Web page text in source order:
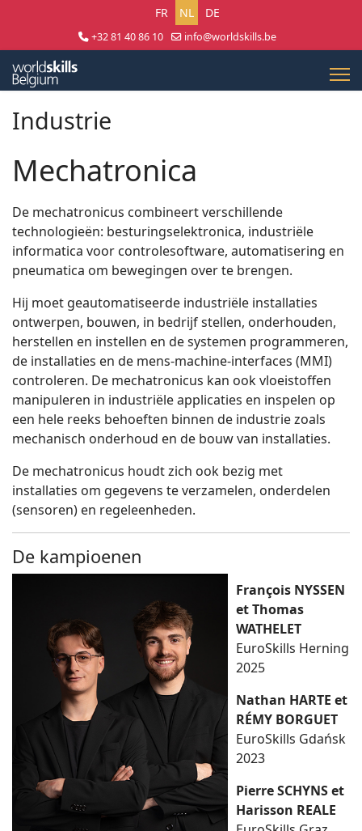
Selecteer uw taal
FR NL DE
+32 81 40 86 10
info@worldskills.be
Industrie
Mechatronica
De mechatronicus combineert verschillende
technologieën: besturingselektronica, industriële
informatica voor controlesoftware, automatisering en
pneumatica om bewegingen over te brengen.
Hij moet geautomatiseerde industriële installaties
ontwerpen, bouwen, in bedrijf stellen, onderhouden,
herstellen en instellen en de systemen programmeren,
de installaties en de mens-machine-interfaces (MMI)
controleren. De mechatronicus kan ook vloeistoffen
manipuleren in industriële applicaties en inspelen op
een hele reeks behoeften binnen de industrie zoals
mechanisch onderhoud en de bouw van installaties.
De mechatronicus houdt zich ook bezig met
installaties om gegevens te verzamelen, onderdelen
(sensoren) en regeleenheden.
De kampioenen
François NYSSEN
et Thomas
WATHELET
EuroSkills Herning
2025
Nathan HARTE et
RÉMY BORGUET
EuroSkills Gdańsk
2023
Pierre SCHYNS et
Harisson REALE